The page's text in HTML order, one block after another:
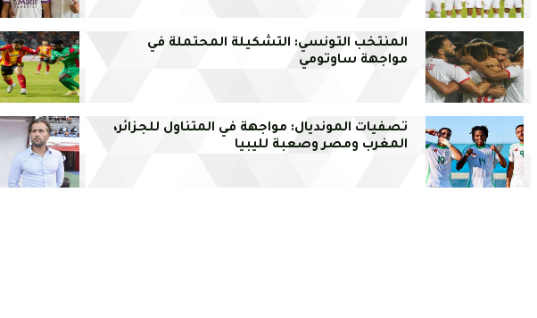
المنتخب التونسي: التشكيلة المحتملة في
مواجهة ساوتومي
تصفيات المونديال: مواجهة في المتناول للجزائر،
المغرب ومصر وصعبة لليبيا